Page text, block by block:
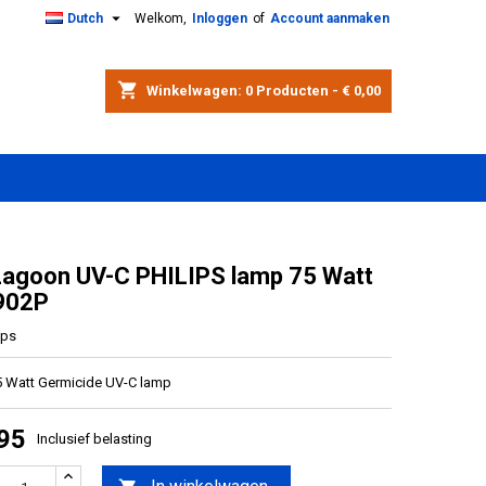
Welkom, Inloggen of Account aanmaken
Dutch 
shopping_cart Winkelwagen: 0 Producten - € 0,00
UV-C PHILIPS lamp 75 Watt
Watt Germicide UV-C lamp
Inclusief belasting